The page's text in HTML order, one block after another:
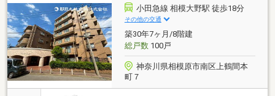
客様がご覧になったことのない情報を多数ご用意して
おります。※自己資金を使いたくない※現在、他のロー
ンを組んでいるけど大丈夫かな等お気軽に下記までご
連絡ください。☆フリーダイヤル：0120-12-7417
小田急線 相模大野駅 徒歩18分
その他の交通
築30年7ヶ月/8階建
総戸数100戸
神奈川県相模原市南区上鶴間本
町７